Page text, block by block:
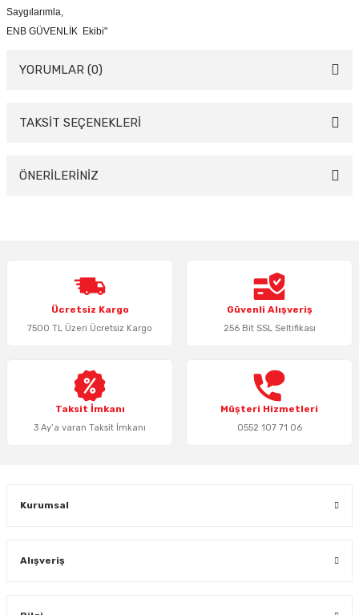
Saygılarımla,
ENB GÜVENLİK Ekibi"
YORUMLAR (0)
Bu ürüne ilk yorumu siz yapın!
TAKSİT SEÇENEKLERİ
ÖNERİLERİNİZ
Ürün resmi kalitesiz, bozuk veya görüntülenemiyor.
Ürün açıklamasında eksik bilgiler bulunuyor.
Ürün bilgilerinde hatalar bulunuyor.
Bu ürüne benzer farklı alternatifler olmalı.
Ücretsiz Kargo
7500 TL Üzeri Ücretsiz Kargo
Güvenli Alışveriş
256 Bit SSL Seltifikası
Taksit İmkanı
3 Ay’a varan Taksit İmkanı
Müşteri Hizmetleri
0552 107 71 06
Kurumsal
Alışveriş